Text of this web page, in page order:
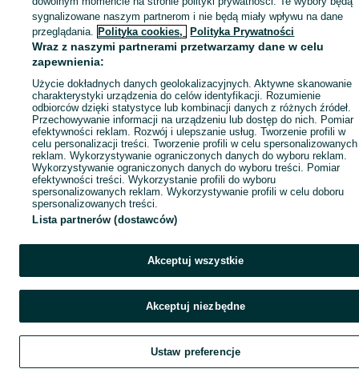
Szukaj Obserwujesz Dodaj Czat
sygnalizowane naszym partnerom i nie będą miały wpływu na dane
przeglądania. Polityka cookies, Polityka Prywatności
Wraz z naszymi partnerami przetwarzamy dane w celu
zapewnienia:
Użycie dokładnych danych geolokalizacyjnych. Aktywne skanowanie
charakterystyki urządzenia do celów identyfikacji. Rozumienie
odbiorców dzięki statystyce lub kombinacji danych z różnych źródeł.
Przechowywanie informacji na urządzeniu lub dostęp do nich. Pomiar
efektywności reklam. Rozwój i ulepszanie usług. Tworzenie profili w
celu personalizacji treści. Tworzenie profili w celu spersonalizowanych
reklam. Wykorzystywanie ograniczonych danych do wyboru reklam.
Wykorzystywanie ograniczonych danych do wyboru treści. Pomiar
efektywności treści. Wykorzystanie profili do wyboru
spersonalizowanych reklam. Wykorzystywanie profili w celu doboru
spersonalizowanych treści.
Lista partnerów (dostawców)
Akceptuj wszystkie
Akceptuj niezbędne
Ustaw preferencje